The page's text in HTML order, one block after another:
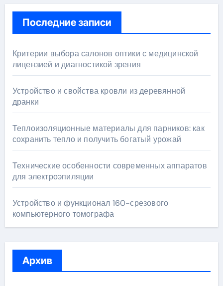
Последние записи
Критерии выбора салонов оптики с медицинской
лицензией и диагностикой зрения
Устройство и свойства кровли из деревянной
дранки
Теплоизоляционные материалы для парников: как
сохранить тепло и получить богатый урожай
Технические особенности современных аппаратов
для электроэпиляции
Устройство и функционал 160-срезового
компьютерного томографа
Архив